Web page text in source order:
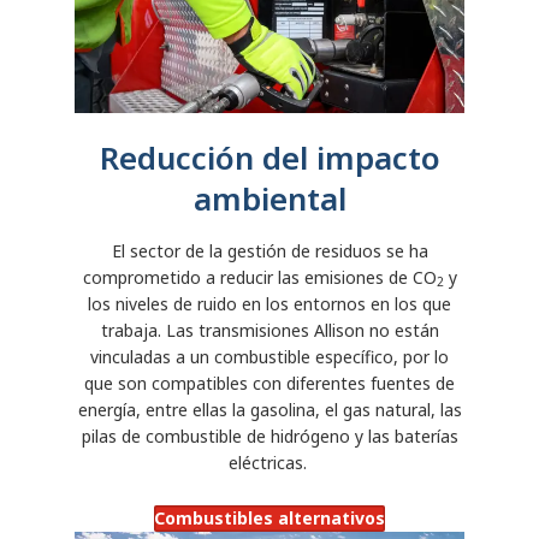
Reducción del impacto
ambiental
El sector de la gestión de residuos se ha
comprometido a reducir las emisiones de CO2 y
los niveles de ruido en los entornos en los que
trabaja. Las transmisiones Allison no están
vinculadas a un combustible específico, por lo
que son compatibles con diferentes fuentes de
energía, entre ellas la gasolina, el gas natural, las
pilas de combustible de hidrógeno y las baterías
eléctricas.
Combustibles alternativos